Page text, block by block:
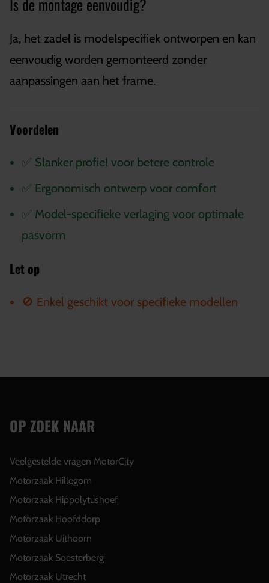
Ja, het zadel is modelspecifiek ontworpen en kan
eenvoudig worden gemonteerd zonder
aanpassingen aan het frame.
Voordelen
✅ Slanker profiel voor betere controle
✅ Ergonomisch ontwerp voor comfort
✅ Model-specifieke verlaging voor optimale
pasvorm
Let op
🚫 Enkel geschikt voor specifieke modellen
OP ZOEK NAAR
Veelgestelde vragen MotorCity
Motorzaak Hillegom
Motorzaak Hippolytushoef
Motorzaak Hoofddorp
Motorzaak Uithoorn
Motorzaak Soesterberg
Motorzaak Utrecht